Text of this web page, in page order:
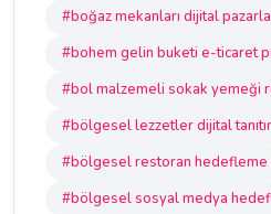
#boğaz mekanları dijital
#bohem gelin buketi e-ticaret
#bol malzemeli sokak yemeği
#bölgesel lezzetler dijital
#bölgesel restoran hedefleme
#bölgesel sosyal medya